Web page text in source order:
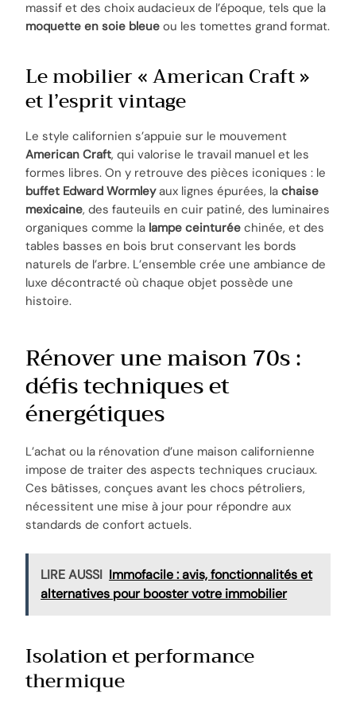
massif et des choix audacieux de l’époque, tels que la
moquette en soie bleue ou les tomettes grand format.
Le mobilier « American Craft »
et l’esprit vintage
Le style californien s’appuie sur le mouvement
American Craft, qui valorise le travail manuel et les
formes libres. On y retrouve des pièces iconiques : le
buffet Edward Wormleyaux lignes épurées, lachaise
mexicaine, des fauteuils en cuir patiné, des luminaires
organiques comme la lampe ceinturée chinée, et des
tables basses en bois brut conservant les bords
naturels de l’arbre. L’ensemble crée une ambiance de
luxe décontracté où chaque objet possède une
histoire.
Rénover une maison 70s :
défis techniques et
énergétiques
L’achat ou la rénovation d’une maison californienne
impose de traiter des aspects techniques cruciaux.
Ces bâtisses, conçues avant les chocs pétroliers,
nécessitent une mise à jour pour répondre aux
standards de confort actuels.
LIRE AUSSI Immofacile : avis, fonctionnalités et
alternatives pour booster votre immobilier
Isolation et performance
thermique